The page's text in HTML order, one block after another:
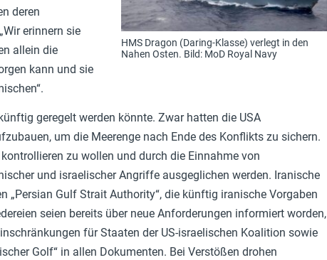
HMS Dragon (Daring-Klasse) verlegt in den
Nahen Osten. Bild: MoD Royal Navy
deren
erinnern sie
allein die
kann und sie
geregelt werden könnte. Zwar hatten die USA
um die Meerenge nach Ende des Konflikts zu sichern.
zu wollen und durch die Einnahme von
und israelischer Angriffe ausgeglichen werden. Iranische
„Persian Gulf Strait Authority“, die künftig iranische Vorgaben
seien bereits über neue Anforderungen informiert worden,
für Staaten der US-israelischen Koalition sowie
Golf“ in allen Dokumenten. Bei Verstößen drohen